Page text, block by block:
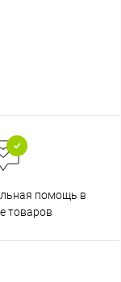
помощь в
товаров